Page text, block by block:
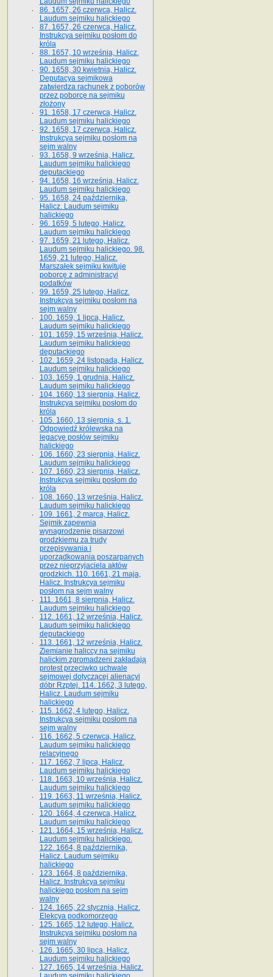
86. 1657, 26 czerwca, Halicz.
Laudum sejmiku halickiego
87. 1657, 26 czerwca, Halicz.
Instrukcya sejmiku posłom do
króla
88. 1657, 10 września, Halicz.
Laudum sejmiku halickiego
90. 1658, 30 kwietnia, Halicz.
Deputacya sejmikowa
zatwierdza rachunek z poborów
przez poborcę na sejmiku
złożony
91. 1658, 17 czerwca, Halicz.
Laudum sejmiku halickiego
92. 1658, 17 czerwca, Halicz.
Instrukcya sejmiku posłom na
sejm walny
93. 1658, 9 września, Halicz.
Laudum sejmiku halickiego
deputackiego
94. 1658, 16 września, Halicz.
Laudum sejmiku halickiego
95. 1658, 24 października,
Halicz. Laudum sejmiku
halickiego
96. 1659, 5 lutego, Halicz.
Laudum sejmiku halickiego
97. 1659, 21 lutego, Halicz.
Laudum sejmiku halickiego. 98.
1659, 21 lutego, Halicz.
Marszałek sejmiku kwituje
poborcę z administracyi
podatków
99. 1659, 25 lutego, Halicz.
Instrukcya sejmiku posłom na
sejm walny
100. 1659, 1 lipca, Halicz.
Laudum sejmiku halickiego
101. 1659, 15 września, Halicz.
Laudum sejmiku halickiego
deputackiego
102. 1659, 24 listopada, Halicz.
Laudum sejmiku halickiego
103. 1659, 1 grudnia, Halicz.
Laudum sejmiku halickiego
104. 1660, 13 sierpnia, Halicz.
Instrukcya sejmiku posłom do
króla
105. 1660, 13 sierpnia, s. 1.
Odpowiedź królewska na
legacyę posłów sejmiku
halickiego
106. 1660, 23 sierpnia, Halicz.
Laudum sejmiku halickiego
107. 1660, 23 sierpnia, Halicz.
Instrukcya sejmiku posłom do
króla
108. 1660, 13 września, Halicz.
Laudum sejmiku halickiego
109. 1661, 2 marca, Halicz.
Sejmik zapewnia
wynagrodzenie pisarzowi
grodzkiemu za trudy
przepisywania i
uporządkowania poszarpanych
przez nieprzyjaciela aktów
grodzkich. 110. 1661, 21 maja,
Halicz. Instrukcya sejmiku
posłom na sejm walny
111. 1661, 8 sierpnia, Halicz.
Laudum sejmiku halickiego
112. 1661, 12 września, Halicz.
Laudum sejmiku halickiego
deputackiego
113. 1661, 12 września, Halicz.
Ziemianie haliccy na sejmiku
halickim zgromadzeni zakładają
protest przeciwko uchwale
sejmowej dotyczącej alienacyi
dóbr Rzptej. 114. 1662, 3 lutego,
Halicz. Laudum sejmiku
halickiego
115. 1662, 4 lutego, Halicz.
Instrukcya sejmiku posłom na
sejm walny
116. 1662, 5 czerwca, Halicz.
Laudum sejmiku halickiego
relacyjnego
117. 1662, 7 lipca, Halicz.
Laudum sejmiku halickiego
118. 1663, 10 września, Halicz.
Laudum sejmiku halickiego
119. 1663, 11 września, Halicz.
Laudum sejmiku halickiego
120. 1664, 4 czerwca, Halicz.
Laudum sejmiku halickiego
121. 1664, 15 września, Halicz.
Laudum sejmiku halickiego.
122. 1664, 8 października,
Halicz. Laudum sejmiku
halickiego
123. 1664, 8 października,
Halicz. Instrukcya sejmiku
halickiego posłom na sejm
walny
124. 1665, 22 stycznia, Halicz.
Elekcya podkomorzego
125. 1665, 12 lutego, Halicz.
Instrukcya sejmiku posłom na
sejm walny
126. 1665, 30 lipca, Halicz.
Laudum sejmiku halickiego
127. 1665, 14 września, Halicz.